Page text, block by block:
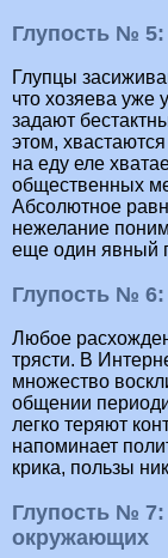
Глупость №
Глупцы
что хозяева уже
задают
этом,
на еду еле
общественных
Абсолютное
нежелание
еще один явный
Глупость № 6:
Любое
трясти. В
множество
общении
легко теряют
напоминает
крика, пользы
Глупость № 7:
окружающих